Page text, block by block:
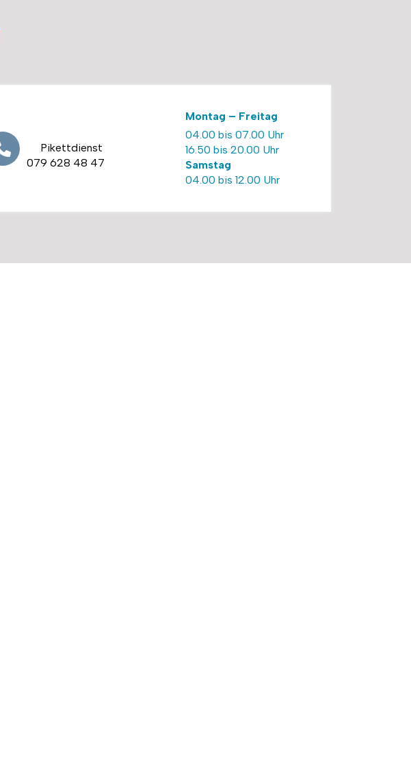
Pikettdienst
079 628 48 47
Montag – Freitag
04.00 bis 07.00 Uhr
16.50 bis 20.00 Uhr
Samstag
04.00 bis 12.00 Uhr